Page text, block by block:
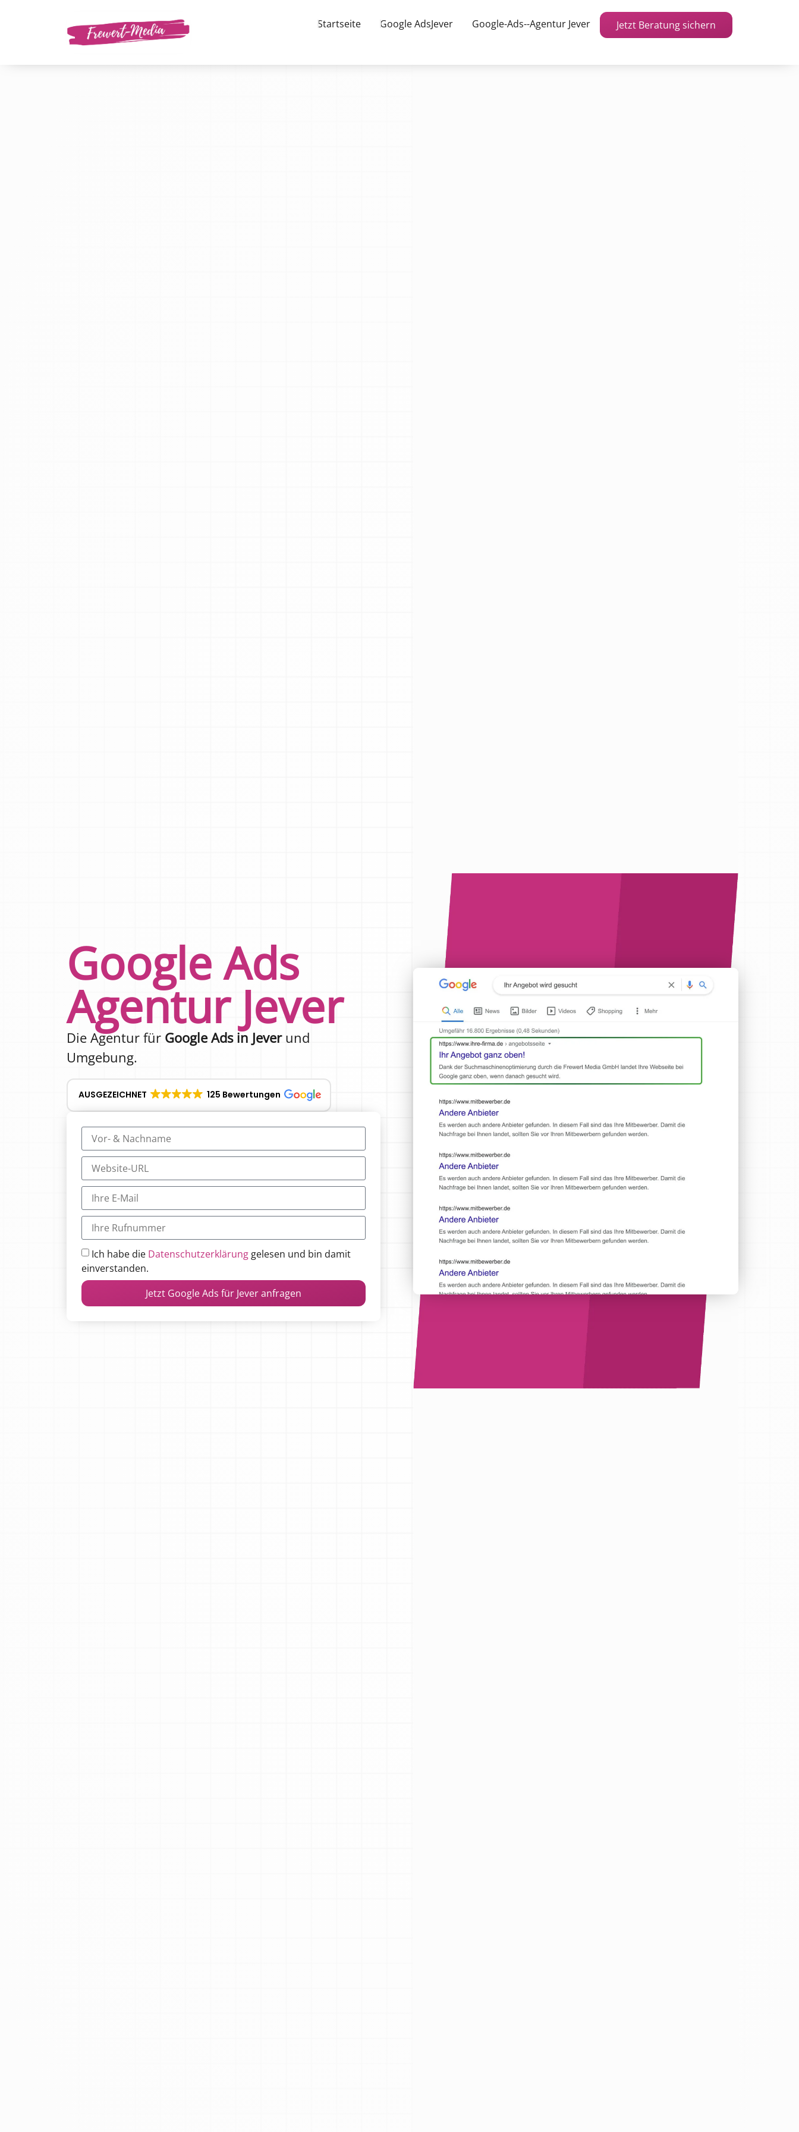
Startseite Google AdsJever Google-Ads--Agentur Jever Jetzt Beratung sichern
Google Ads
Agentur Jever
Die Agentur für Google Ads in Jeverund
Umgebung.
AUSGEZEICHNET 125 Bewertungen
Ich habe die Datenschutzerklärung gelesen und bin damit
einverstanden.
Jetzt Google Ads für Jever anfragen